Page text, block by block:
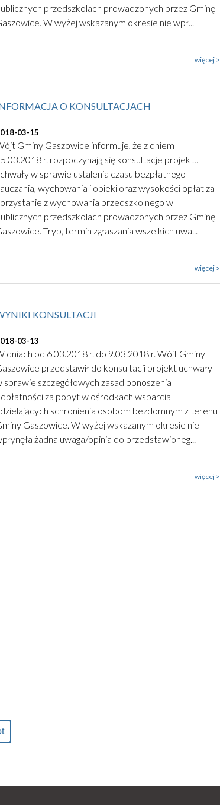
przedszkolach prowadzonych przez Gminę
W wyżej wskazanym okresie nie wpł...
więcej >
O KONSULTACJACH
03-15
Gminy Gaszowice informuje, że z dniem
r. rozpoczynają się konsultacje projektu
w sprawie ustalenia czasu bezpłatnego
wychowania i opieki oraz wysokości opłat za
z wychowania przedszkolnego w
przedszkolach prowadzonych przez Gminę
Tryb, termin zgłaszania wszelkich uwa...
więcej >
KONSULTACJI
03-13
dniach od 6.03.2018 r. do 9.03.2018 r. Wójt Gminy
przedstawił do konsultacji projekt uchwały
sprawie szczegółowych zasad ponoszenia
za pobyt w ośrodkach wsparcia
schronienia osobom bezdomnym z terenu
Gaszowice. W wyżej wskazanym okresie nie
żadna uwaga/opinia do przedstawioneg...
więcej >